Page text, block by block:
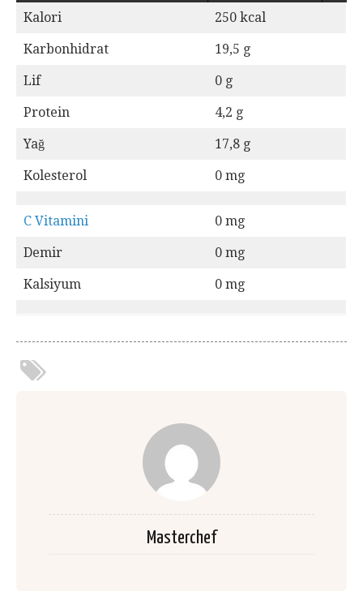
Kalori 250 kcal
Karbonhidrat 19,5 g
Lif 0 g
Protein 4,2 g
Yağ 17,8 g
Kolesterol 0 mg
C Vitamini 0 mg
Demir 0 mg
Kalsiyum 0 mg
Masterchef